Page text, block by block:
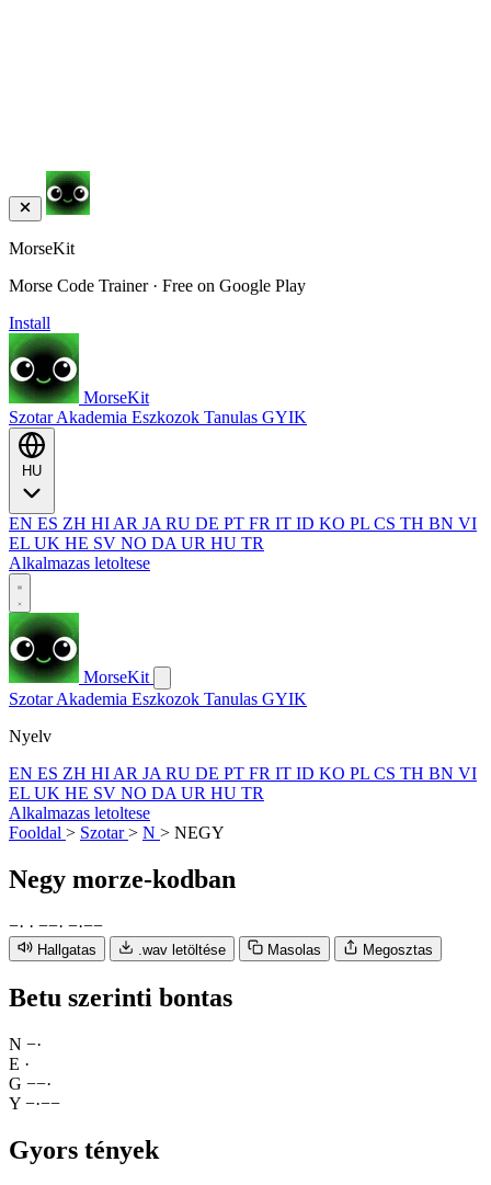
MorseKit
Morse Code Trainer · Free on Google Play
Install
MorseKit
SzotarAkademia Eszkozok Tanulas GYIK
EN ES ZH HI AR JA RU DE PT FR IT ID KO PL CS TH BN VI
EL UK HE SV NO DA UR HU TR
Alkalmazas letoltese
MorseKit
SzotarAkademia Eszkozok Tanulas GYIK
Nyelv
EN ES ZH HI AR JA RU DE PT FR IT ID KO PL CS TH BN VI
EL UK HE SV NO DA UR HU TR
Alkalmazas letoltese
Fooldal > Szotar> N > NEGY
Negy morze-kodban
−· · −−· −·−−
Hallgatas .wav letöltése Masolas Megosztas
Betu szerinti bontas
N −·
E ·
G −−·
Y −·−−
Gyors tények